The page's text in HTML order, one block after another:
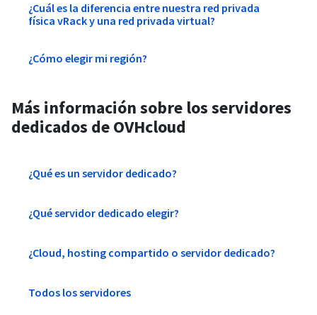
¿Cuál es la diferencia entre nuestra red privada
física vRack y una red privada virtual?
¿Cómo elegir mi región?
Más información sobre los servidores
dedicados de OVHcloud
¿Qué es un servidor dedicado?
¿Qué servidor dedicado elegir?
¿Cloud, hosting compartido o servidor dedicado?
Todos los servidores